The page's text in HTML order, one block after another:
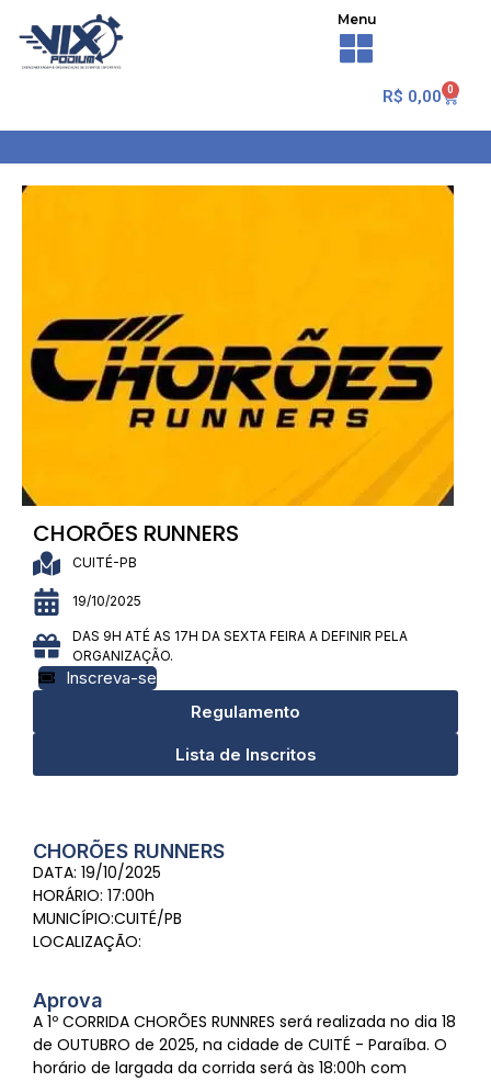
Menu
R$ 0,00 0
CHORÕES RUNNERS
CUITÉ-PB
19/10/2025
DAS 9H ATÉ AS 17H DA SEXTA FEIRA A DEFINIR PELA
ORGANIZAÇÃO.
Inscreva-se
Regulamento
Lista de Inscritos
CHORÕES RUNNERS
DATA: 19/10/2025
HORÁRIO: 17:00h
MUNICÍPIO:CUITÉ/PB
LOCALIZAÇÃO:
Aprova
A 1º CORRIDA CHORÕES RUNNRES será realizada no dia 18
de OUTUBRO de 2025, na cidade de CUITÉ - Paraíba. O
horário de largada da corrida será às 18:00h com